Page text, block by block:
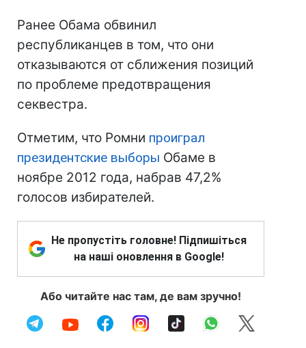
Ранее Обама обвинил
республиканцев в том, что они
отказываются от сближения позиций
по проблеме предотвращения
секвестра.
Отметим, что Ромни проиграл
президентские выборы Обаме в
ноябре 2012 года, набрав 47,2%
голосов избирателей.
Не пропустіть головне! Підпишіться
на наші оновлення в Google!
Або читайте нас там, де вам зручно!